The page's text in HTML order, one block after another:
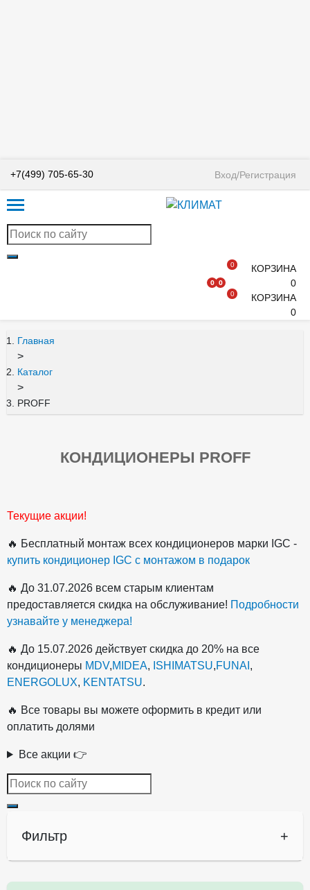
+7(499) 705-65-30 Вход/Регистрация
0 0
0
КОРЗИНА
0
0
КОРЗИНА
0
Главная
>
Каталог
>
PROFF
КОНДИЦИОНЕРЫ PROFF
Текущие акции!
🔥 Бесплатный монтаж всех кондиционеров марки IGC -
купить кондиционер IGC с монтажом в подарок
🔥 До 31.07.2026 всем старым клиентам
предоставляется скидка на обслуживание! Подробности
узнавайте у менеджера!
🔥 До 15.07.2026 действует скидка до 20% на все
кондиционеры MDV,MIDEA, ISHIMATSU,FUNAI ,
ENERGOLUX, KENTATSU.
🔥 Все товары вы можете оформить в кредит или
оплатить долями
Все акции 👉
Фильтр +